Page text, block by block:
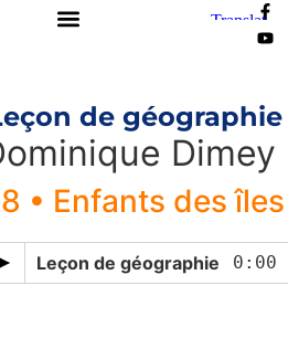
de géographie
Dimey
• Enfants des îles
Leçon de géographie 0:00